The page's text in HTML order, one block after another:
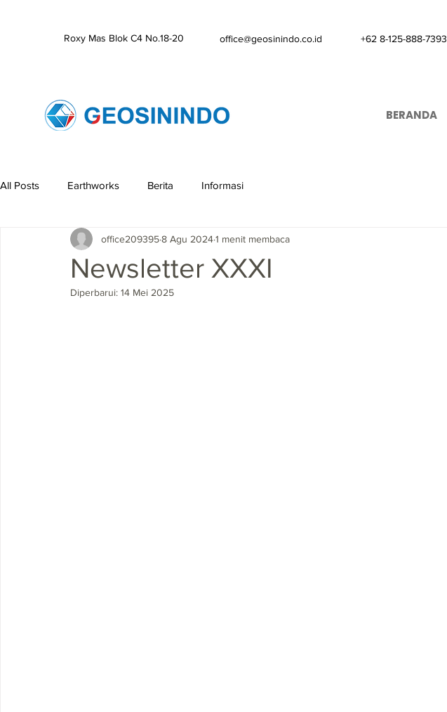
Roxy Mas Blok C4 No.18-20 office@geosinindo.co.id +62 8-125-888-7393
BERANDA
All Posts Earthworks Berita Informasi
Newsletter XXXI
office2093958 Agu 20241 menit membaca
Diperbarui: 14 Mei 2025